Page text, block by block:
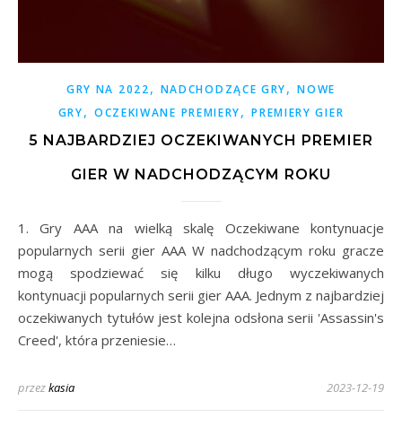
GRY NA 2022, NADCHODZĄCE GRY,NOWE
GRY, OCZEKIWANE PREMIERY,PREMIERY GIER
5 NAJBARDZIEJ OCZEKIWANYCH PREMIER
GIER W NADCHODZĄCYM ROKU
1. Gry AAA na wielką skalę Oczekiwane kontynuacje
popularnych serii gier AAA W nadchodzącym roku gracze
mogą spodziewać się kilku długo wyczekiwanych
kontynuacji popularnych serii gier AAA. Jednym z najbardziej
oczekiwanych tytułów jest kolejna odsłona serii 'Assassin's
Creed', która przeniesie…
przezkasia 2023-12-19